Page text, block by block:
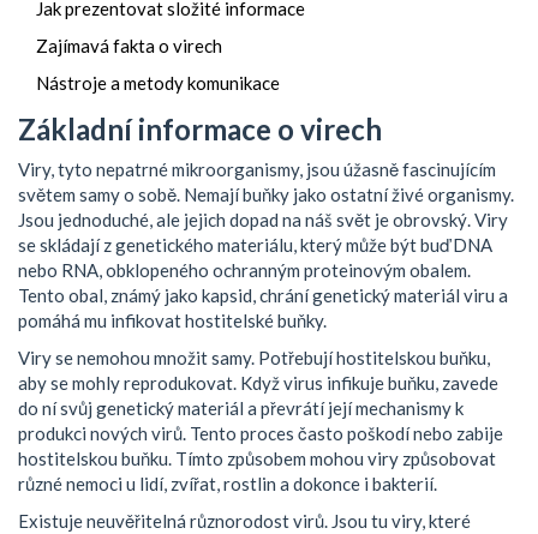
Jak prezentovat složité informace
Zajímavá fakta o virech
Nástroje a metody komunikace
Základní informace o virech
Viry, tyto nepatrné mikroorganismy, jsou úžasně fascinujícím
světem samy o sobě. Nemají buňky jako ostatní živé organismy.
Jsou jednoduché, ale jejich dopad na náš svět je obrovský. Viry
se skládají z genetického materiálu, který může být buď DNA
nebo RNA, obklopeného ochranným proteinovým obalem.
Tento obal, známý jako kapsid, chrání genetický materiál viru a
pomáhá mu infikovat hostitelské buňky.
Viry se nemohou množit samy. Potřebují hostitelskou buňku,
aby se mohly reprodukovat. Když virus infikuje buňku, zavede
do ní svůj genetický materiál a převrátí její mechanismy k
produkci nových virů. Tento proces často poškodí nebo zabije
hostitelskou buňku. Tímto způsobem mohou viry způsobovat
různé nemoci u lidí, zvířat, rostlin a dokonce i bakterií.
Existuje neuvěřitelná různorodost virů. Jsou tu viry, které